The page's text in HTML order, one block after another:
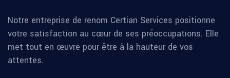
Notre entreprise de renom Certian Services positionne
votre satisfaction au cœur de ses préoccupations. Elle
met tout en œuvre pour être à la hauteur de vos
attentes.